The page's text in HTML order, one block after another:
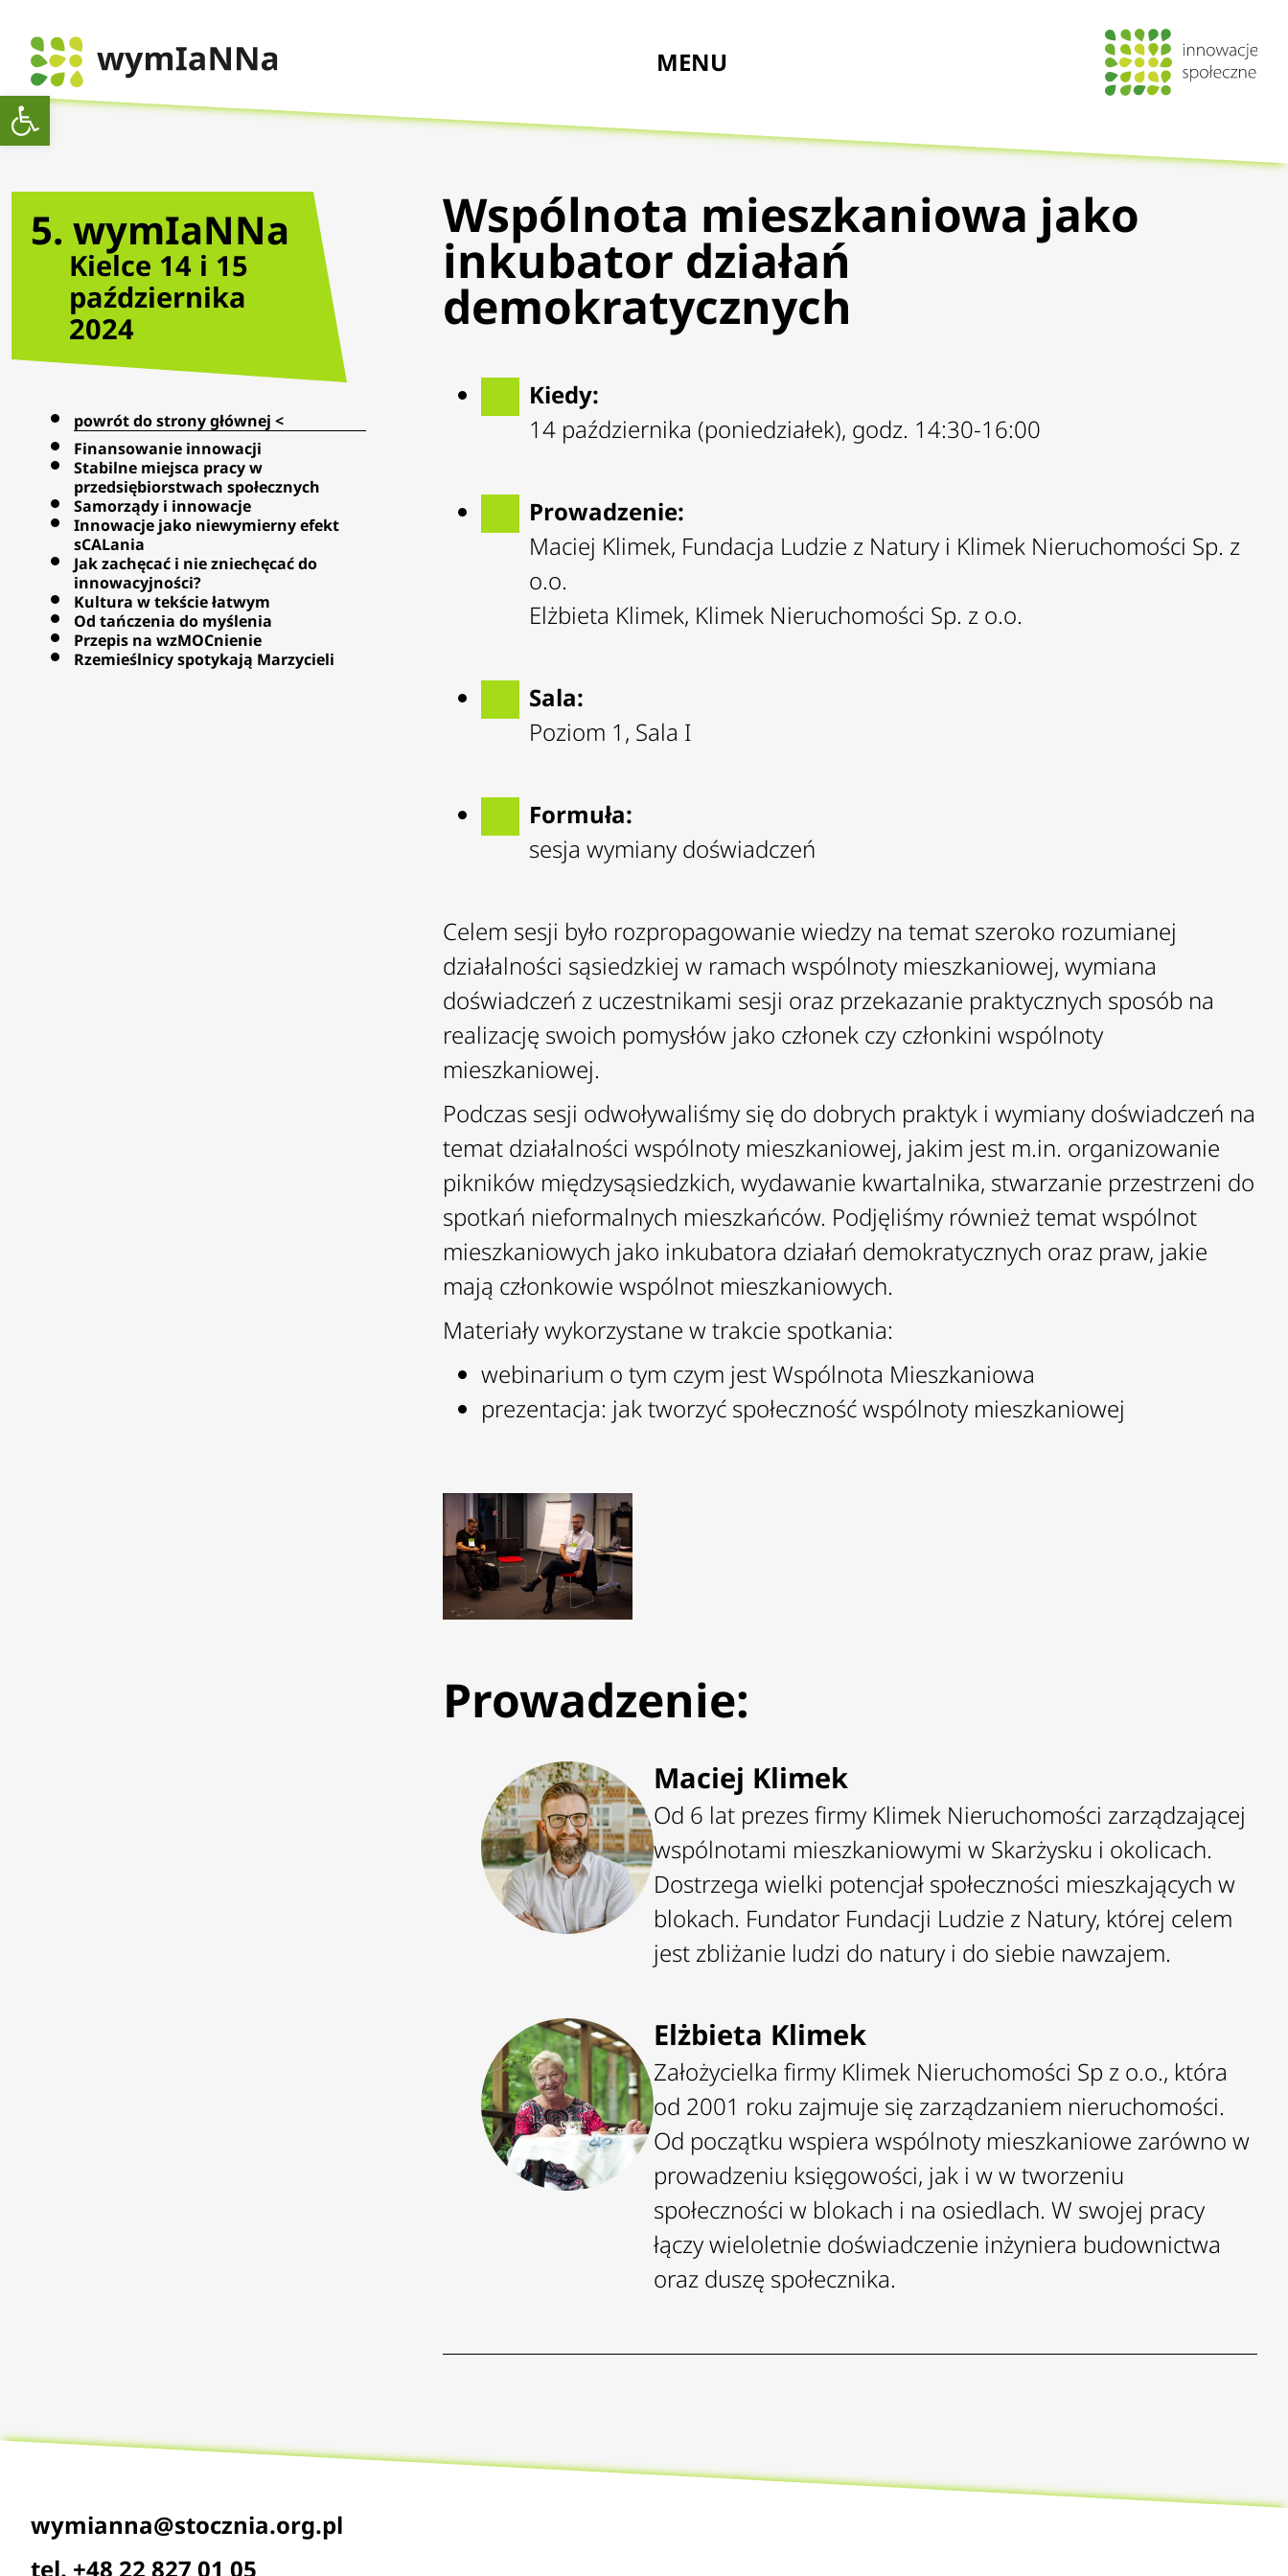
Open toolbar
MENU
5. wymIaNNa
Kielce 14 i 15
października
2024
powrót do strony głównej <
Finansowanie innowacji
Stabilne miejsca pracy w
przedsiębiorstwach społecznych
Samorządy i innowacje
Innowacje jako niewymierny efekt
sCALania
Jak zachęcać i nie zniechęcać do
innowacyjności?
Kultura w tekście łatwym
Od tańczenia do myślenia
Przepis na wzMOCnienie
Rzemieślnicy spotykają Marzycieli
Wspólnota mieszkaniowa jako
inkubator działań
demokratycznych
Kiedy:
14 października (poniedziałek), godz. 14:30-16:00
Prowadzenie:
Maciej Klimek, Fundacja Ludzie z Natury i Klimek Nieruchomości Sp. z
o.o.
Elżbieta Klimek, Klimek Nieruchomości Sp. z o.o.
Sala:
Poziom 1, Sala I
Formuła:
sesja wymiany doświadczeń
Celem sesji było rozpropagowanie wiedzy na temat szeroko rozumianej
działalności sąsiedzkiej w ramach wspólnoty mieszkaniowej, wymiana
doświadczeń z uczestnikami sesji oraz przekazanie praktycznych sposób na
realizację swoich pomysłów jako członek czy członkini wspólnoty
mieszkaniowej.
Podczas sesji odwoływaliśmy się do dobrych praktyk i wymiany doświadczeń na
temat działalności wspólnoty mieszkaniowej, jakim jest m.in. organizowanie
pikników międzysąsiedzkich, wydawanie kwartalnika, stwarzanie przestrzeni do
spotkań nieformalnych mieszkańców. Podjęliśmy również temat wspólnot
mieszkaniowych jako inkubatora działań demokratycznych oraz praw, jakie
mają członkowie wspólnot mieszkaniowych.
Materiały wykorzystane w trakcie spotkania:
webinarium o tym czym jest Wspólnota Mieszkaniowa
prezentacja: jak tworzyć społeczność wspólnoty mieszkaniowej
Prowadzenie:
Maciej Klimek
Od 6 lat prezes firmy Klimek Nieruchomości zarządzającej
wspólnotami mieszkaniowymi w Skarżysku i okolicach.
Dostrzega wielki potencjał społeczności mieszkających w
blokach. Fundator Fundacji Ludzie z Natury, której celem
jest zbliżanie ludzi do natury i do siebie nawzajem.
Elżbieta Klimek
Założycielka firmy Klimek Nieruchomości Sp z o.o., która
od 2001 roku zajmuje się zarządzaniem nieruchomości.
Od początku wspiera wspólnoty mieszkaniowe zarówno w
prowadzeniu księgowości, jak i w w tworzeniu
społeczności w blokach i na osiedlach. W swojej pracy
łączy wieloletnie doświadczenie inżyniera budownictwa
oraz duszę społecznika.
wymianna@stocznia.org.pl
tel. +48 22 827 01 05